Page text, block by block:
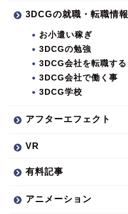
3DCGの就職・転職情報
お小遣い稼ぎ
3DCGの勉強
3DCG会社を転職する
3DCG会社で働く事
3DCG学校
アフターエフェクト
VR
有料記事
アニメーション